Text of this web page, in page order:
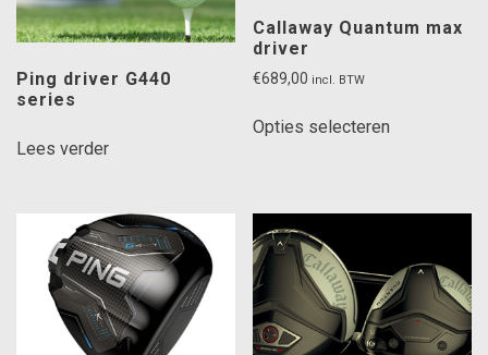
Ping driver G440
series
Lees verder
Callaway Quantum max
driver
€689,00 incl. BTW
Opties selecteren
variaties.
optie
kan
gekozen
worden